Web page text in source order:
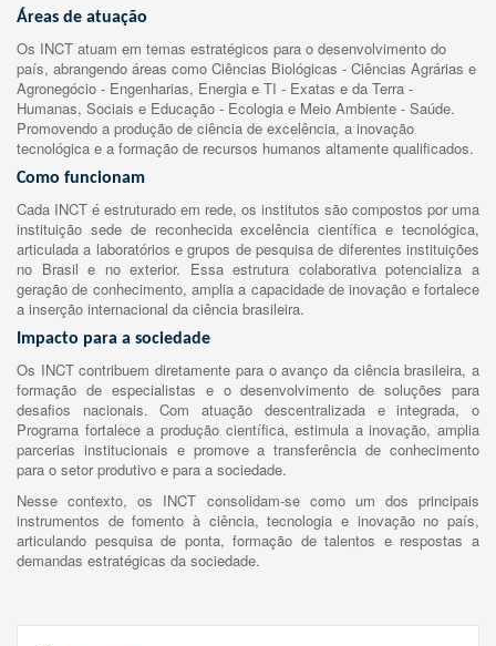
Áreas de atuação
Os INCT atuam em temas estratégicos para o desenvolvimento do
país, abrangendo áreas como Ciências Biológicas - Ciências Agrárias e
Agronegócio - Engenharias, Energia e TI - Exatas e da Terra -
Humanas, Sociais e Educação - Ecologia e Meio Ambiente - Saúde.
Promovendo a produção de ciência de excelência, a inovação
tecnológica e a formação de recursos humanos altamente qualificados.
Como funcionam
Cada INCT é estruturado em rede, os institutos são compostos por uma
instituição sede de reconhecida excelência científica e tecnológica,
articulada a laboratórios e grupos de pesquisa de diferentes instituições
no Brasil e no exterior. Essa estrutura colaborativa potencializa a
geração de conhecimento, amplia a capacidade de inovação e fortalece
a inserção internacional da ciência brasileira.
Impacto para a sociedade
Os INCT contribuem diretamente para o avanço da ciência brasileira, a
formação de especialistas e o desenvolvimento de soluções para
desafios nacionais. Com atuação descentralizada e integrada, o
Programa fortalece a produção científica, estimula a inovação, amplia
parcerias institucionais e promove a transferência de conhecimento
para o setor produtivo e para a sociedade.
Nesse contexto, os INCT consolidam-se como um dos principais
instrumentos de fomento à ciência, tecnologia e inovação no país,
articulando pesquisa de ponta, formação de talentos e respostas a
demandas estratégicas da sociedade.